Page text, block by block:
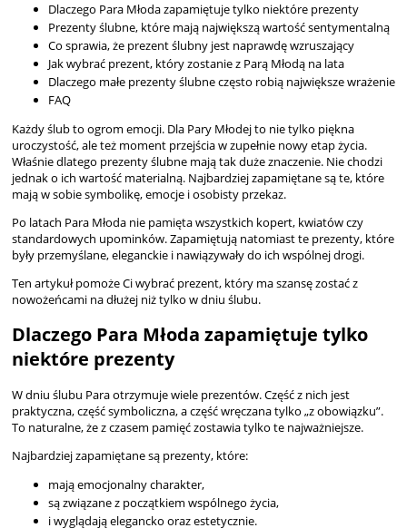
Dlaczego Para Młoda zapamiętuje tylko niektóre prezenty
Prezenty ślubne, które mają największą wartość sentymentalną
Co sprawia, że prezent ślubny jest naprawdę wzruszający
Jak wybrać prezent, który zostanie z Parą Młodą na lata
Dlaczego małe prezenty ślubne często robią największe wrażenie
FAQ
Każdy ślub to ogrom emocji. Dla Pary Młodej to nie tylko piękna
uroczystość, ale też moment przejścia w zupełnie nowy etap życia.
Właśnie dlatego prezenty ślubne mają tak duże znaczenie. Nie chodzi
jednak o ich wartość materialną. Najbardziej zapamiętane są te, które
mają w sobie symbolikę, emocje i osobisty przekaz.
Po latach Para Młoda nie pamięta wszystkich kopert, kwiatów czy
standardowych upominków. Zapamiętują natomiast te prezenty, które
były przemyślane, eleganckie i nawiązywały do ich wspólnej drogi.
Ten artykuł pomoże Ci wybrać prezent, który ma szansę zostać z
nowożeńcami na dłużej niż tylko w dniu ślubu.
Dlaczego Para Młoda zapamiętuje tylko
niektóre prezenty
W dniu ślubu Para otrzymuje wiele prezentów. Część z nich jest
praktyczna, część symboliczna, a część wręczana tylko „z obowiązku”.
To naturalne, że z czasem pamięć zostawia tylko te najważniejsze.
Najbardziej zapamiętane są prezenty, które:
mają emocjonalny charakter,
są związane z początkiem wspólnego życia,
i wyglądają elegancko oraz estetycznie.